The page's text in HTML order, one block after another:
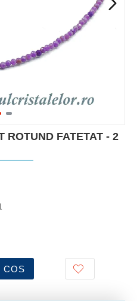
ROTUND FATETAT - 2
COS